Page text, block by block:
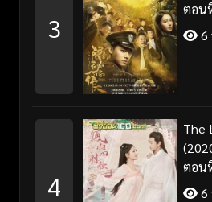
3
ตอน
6
4
The
ตอน
6